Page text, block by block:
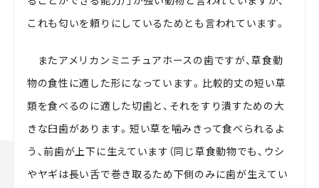
これも匂いを頼りにしているためとも言われています。
またアメリカンミニチュアホースの歯ですが、草食動
物の食性に適した形になっています。比較的丈の短い草
類を食べるのに適した切歯と、それをすり潰すための大
きな臼歯があります。短い草を噛みきって食べられるよ
う、前歯が上下に生えています（同じ草食動物でも、ウシ
やヤギは長い舌で巻き取るため下側のみに歯が生えてい